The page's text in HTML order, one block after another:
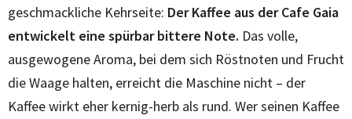
geschmackliche Kehrseite: Der Kaffee aus der Cafe Gaia
entwickelt eine spürbar bittere Note. Das volle,
ausgewogene Aroma, bei dem sich Röstnoten und Frucht
die Waage halten, erreicht die Maschine nicht – der
Kaffee wirkt eher kernig-herb als rund. Wer seinen Kaffee